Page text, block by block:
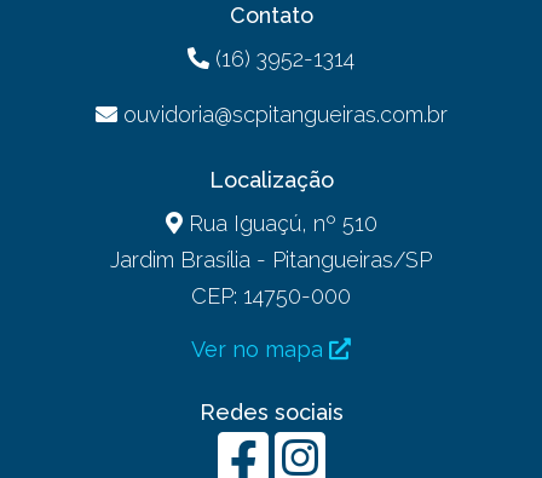
Contato
(16) 3952-1314
ouvidoria@scpitangueiras.com.br
Localização
Rua Iguaçú, nº 510
Jardim Brasília - Pitangueiras/SP
CEP: 14750-000
Ver no mapa
Redes sociais